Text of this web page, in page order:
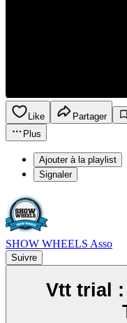
Like Partager
Plus
Ajouter à la playlist
Signaler
SHOW WHEELS Asso
Suivre
Vtt trial